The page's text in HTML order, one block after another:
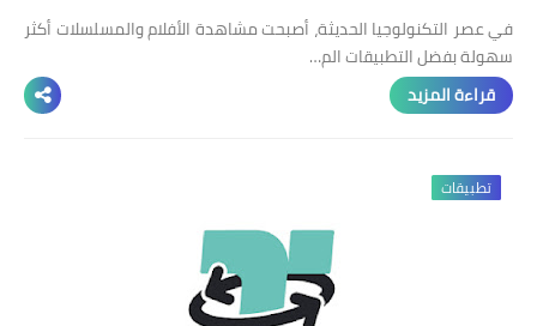
في عصر التكنولوجيا الحديثة، أصبحت مشاهدة الأفلام والمسلسلات أكثر
سهولة بفضل التطبيقات الم…
قراءة المزيد
تطبيقات